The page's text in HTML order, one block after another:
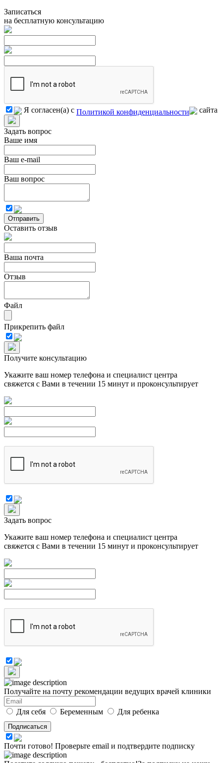
Записаться
на бесплатную консультацию
Я согласен(а) с Политикой конфиденциальности сайта
Задать вопрос
Ваше имя
Ваш e-mail
Ваш вопрос
Отправить
Оставить отзыв
Ваша почта
Отзыв
Файл
Прикрепить файл
Получите консультацию
Укажите ваш номер телефона и специалист центра
свяжется с Вами в течении 15 минут и проконсультирует
Задать вопрос
Укажите ваш номер телефона и специалист центра
свяжется с Вами в течении 15 минут и проконсультирует
Получайте на почту рекомендации ведущих врачей клиники
Для себя Беременным Для ребенка
Почти готово! Проверьте email и подтвердите подписку